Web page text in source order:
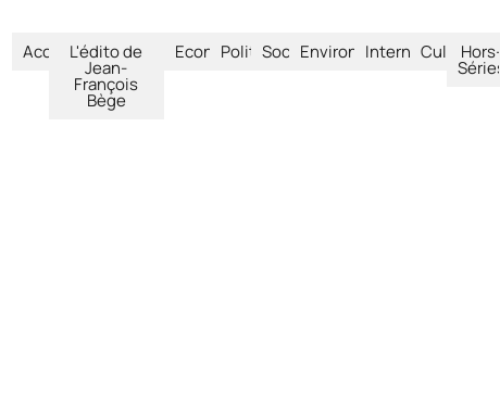
AccueilL'édito de
Jean-
François
Bège
EconomiePolitiqueSociétéEnvironnementInternational
CultureHors-
Séries